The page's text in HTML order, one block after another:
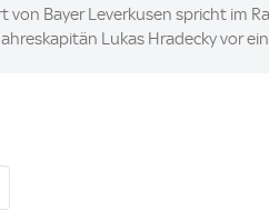
von Bayer Leverkusen spricht im
Lukas Hradecky vor